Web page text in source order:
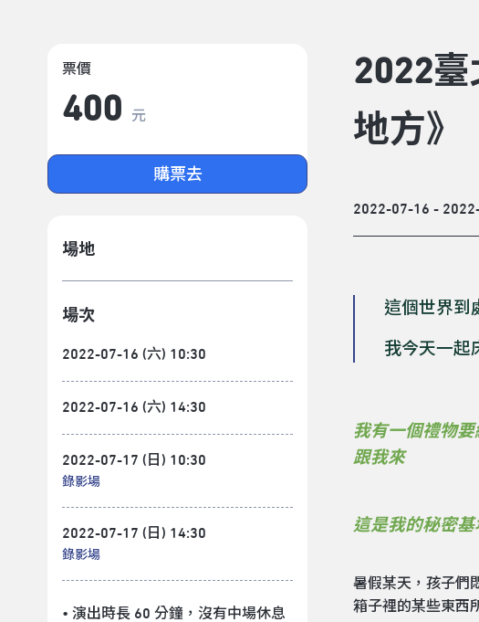
票價
400 元
購票去
場地
場次
2022-07-16 (六) 10:30
2022-07-16 (六) 14:30
2022-07-17 (日) 10:30
錄影場
2022-07-17 (日) 14:30
錄影場
• 演出時長 60 分鐘 ，沒有中場休息
2022
地方》
2022-07-16 -
這個世界到
我今天一
我有一個禮物要
跟我來
這是我的秘密基
暑假某天，孩子們
箱子裡的某些東西